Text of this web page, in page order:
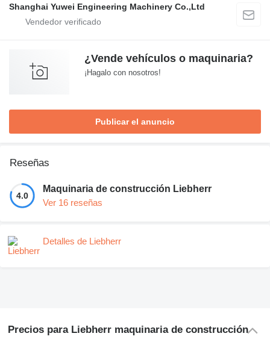
Shanghai Yuwei Engineering Machinery Co.,Ltd
¿Vende vehículos o maquinaria?
¡Hagalo con nosotros!
Publicar el anuncio
Reseñas
4.0
Maquinaria de construcción Liebherr
Ver 16 reseñas
Detalles de Liebherr
Precios para Liebherr maquinaria de construcción